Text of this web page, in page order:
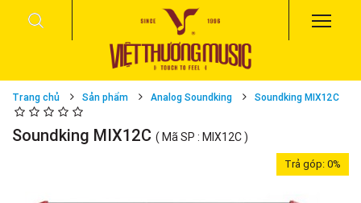
Trang chủ Sản phẩm Analog Soundking Soundking MIX12C
Soundking MIX12C ( Mã SP : MIX12C )
Trả góp:0%